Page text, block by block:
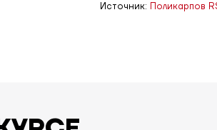
Источник: Поликарпов